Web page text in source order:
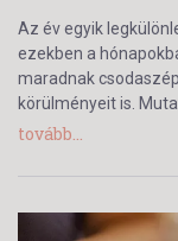
Az év egyik
ezekben a
maradnak
körülményeit is.
tovább...